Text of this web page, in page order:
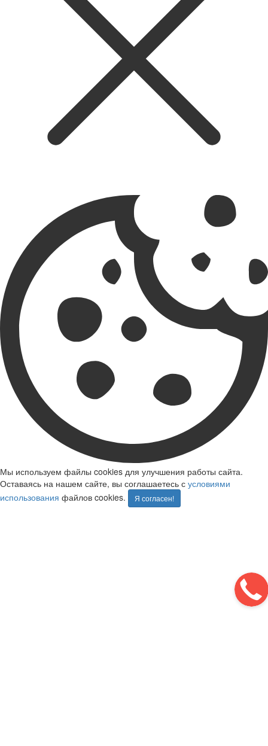
Мы используем файлы cookies для улучшения работы сайта.
Оставаясь на нашем сайте, вы соглашаетесь с условиями
использования файлов cookies. Я согласен!